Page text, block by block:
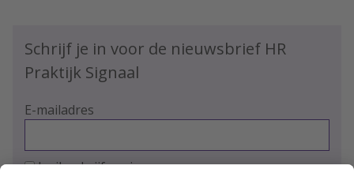
Schrijf je in voor de nieuwsbrief HR
Praktijk Signaal
E-mailadres
Ja, ik schrijf me in